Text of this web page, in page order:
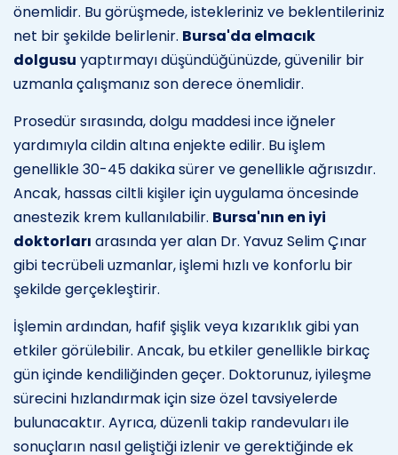
önemlidir. Bu görüşmede, istekleriniz ve beklentileriniz
net bir şekilde belirlenir. Bursa'da elmacık
dolgusu yaptırmayı düşündüğünüzde, güvenilir bir
uzmanla çalışmanız son derece önemlidir.
Prosedür sırasında, dolgu maddesi ince iğneler
yardımıyla cildin altına enjekte edilir. Bu işlem
genellikle 30-45 dakika sürer ve genellikle ağrısızdır.
Ancak, hassas ciltli kişiler için uygulama öncesinde
anestezik krem kullanılabilir. Bursa'nın en iyi
doktorları arasında yer alan Dr. Yavuz Selim Çınar
gibi tecrübeli uzmanlar, işlemi hızlı ve konforlu bir
şekilde gerçekleştirir.
İşlemin ardından, hafif şişlik veya kızarıklık gibi yan
etkiler görülebilir. Ancak, bu etkiler genellikle birkaç
gün içinde kendiliğinden geçer. Doktorunuz, iyileşme
sürecini hızlandırmak için size özel tavsiyelerde
bulunacaktır. Ayrıca, düzenli takip randevuları ile
sonuçların nasıl geliştiği izlenir ve gerektiğinde ek